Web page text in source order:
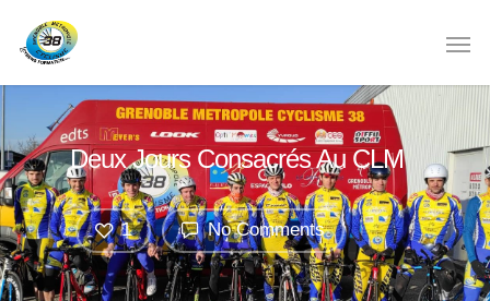
Deux Jours Consacrés Au CLM
No Comments
1